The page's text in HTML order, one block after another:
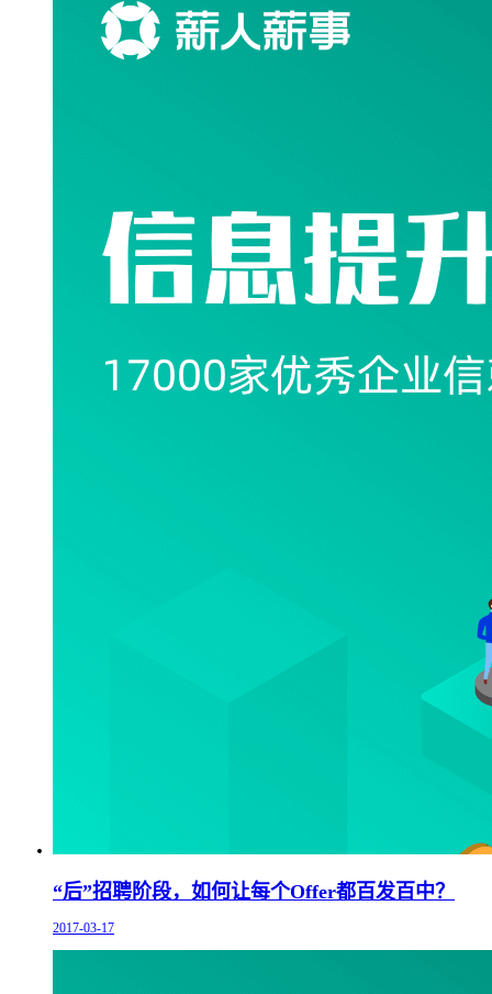
“后”招聘阶段，如何让每个Offer都百发百中？
2017-03-17